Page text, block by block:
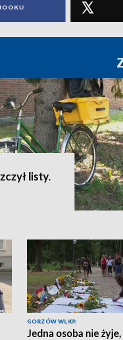
listy.
GORZÓW WLKP.
Jedna osoba nie